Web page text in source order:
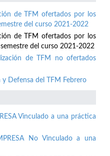
de TFM ofertados por los
del curso 2021-2022
de TFM ofertados por los
del curso 2021-2022
de TFM no ofertados
y Defensa del TFM Febrero
Vinculado a una práctica
No Vinculado a una